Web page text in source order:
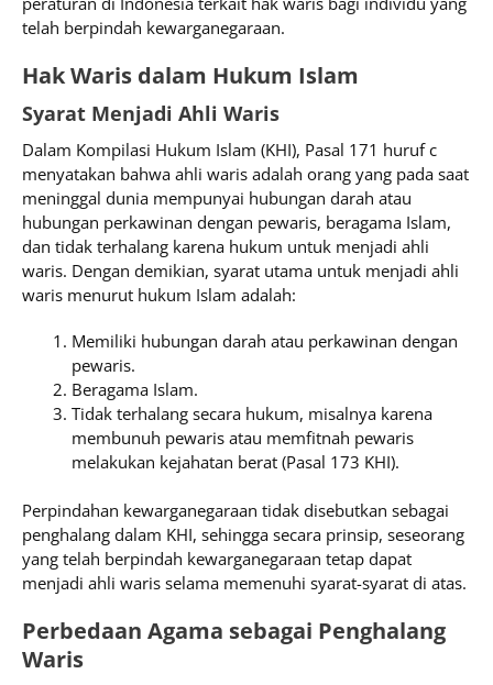
telah berpindah kewarganegaraan.
Hak Waris dalam Hukum Islam
Syarat Menjadi Ahli Waris
Dalam Kompilasi Hukum Islam (KHI), Pasal 171 huruf c
menyatakan bahwa ahli waris adalah orang yang pada saat
meninggal dunia mempunyai hubungan darah atau
hubungan perkawinan dengan pewaris, beragama Islam,
dan tidak terhalang karena hukum untuk menjadi ahli
waris. Dengan demikian, syarat utama untuk menjadi ahli
waris menurut hukum Islam adalah:
Memiliki hubungan darah atau perkawinan dengan
pewaris.
Beragama Islam.
Tidak terhalang secara hukum, misalnya karena
membunuh pewaris atau memfitnah pewaris
melakukan kejahatan berat (Pasal 173 KHI).
Perpindahan kewarganegaraan tidak disebutkan sebagai
penghalang dalam KHI, sehingga secara prinsip, seseorang
yang telah berpindah kewarganegaraan tetap dapat
menjadi ahli waris selama memenuhi syarat-syarat di atas.
Perbedaan Agama sebagai Penghalang
Waris